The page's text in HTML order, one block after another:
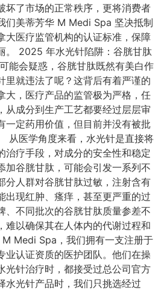
坏了市场的正常秩序，更将消费者
们美蒂芳华 M Medi Spa 坚决抵制
大医疗监管机构的认证标准，保障
。 2025 年水光针陷阱：谷胱甘肽
能会疑惑，谷胱甘肽既然有美白作
里就违法了呢？这背后有着严谨的
大，医疗产品的监管极为严格，任
从成分到生产工艺都要经过层层审
一定药用价值，但目前并没有被批
从医学角度来看，水光针是直接将
治疗手段，对成分的安全性和稳定
加谷胱甘肽，可能会引发一系列不
分人群对谷胱甘肽过敏，注射含有
出现红肿、瘙痒，甚至更严重的过
、不同批次的谷胱甘肽质量参差不
难以确保其在人体内的代谢过程和
Medi Spa，我们拥有一支注册于
业认证资质的医护团队。他们在操
光针治疗时，都接受过总公司官方
水光针产品时，我们只挑选经过